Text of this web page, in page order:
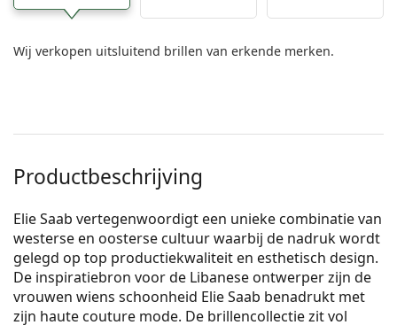
Wij verkopen uitsluitend brillen van erkende merken.
Productbeschrijving
Elie Saab vertegenwoordigt een unieke combinatie van
westerse en oosterse cultuur waarbij de nadruk wordt
gelegd op top productiekwaliteit en esthetisch design.
De inspiratiebron voor de Libanese ontwerper zijn de
vrouwen wiens schoonheid Elie Saab benadrukt met
zijn haute couture mode. De brillencollectie zit vol